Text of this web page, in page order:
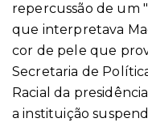
repercussão de um
que interpretava
cor de pele que
Secretaria de
Racial da
a instituição